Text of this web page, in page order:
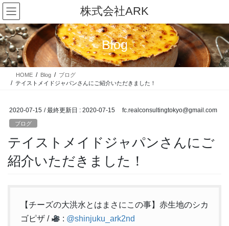
コ
ン
テ
ン
ツ
に
移
ナ
ビ
ゲ
ー
シ
ョ
ン
株式会社ARK
Blog
HOME Blog
ブログ
テイストメイドジャパンさんにご紹介いただきました！
2020-07-15 / 最終更新日 : 2020-07-15 fc.realconsultingtokyo@gmail.com
ブログ
テイストメイドジャパンさんにご
紹介いただきました！
【チーズの大洪水とはまさにこの事】赤生地のシカ
ゴピザ /
: @shinjuku_ark2nd